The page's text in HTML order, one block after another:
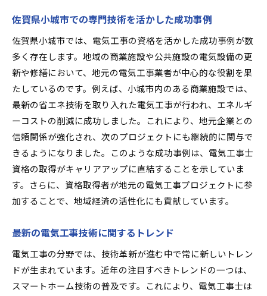
佐賀県小城市での専門技術を活かした成功事例
佐賀県小城市では、電気工事の資格を活かした成功事例が数
多く存在します。地域の商業施設や公共施設の電気設備の更
新や修繕において、地元の電気工事業者が中心的な役割を果
たしているのです。例えば、小城市内のある商業施設では、
最新の省エネ技術を取り入れた電気工事が行われ、エネルギ
ーコストの削減に成功しました。これにより、地元企業との
信頼関係が強化され、次のプロジェクトにも継続的に関与で
きるようになりました。このような成功事例は、電気工事士
資格の取得がキャリアアップに直結することを示していま
す。さらに、資格取得者が地元の電気工事プロジェクトに参
加することで、地域経済の活性化にも貢献しています。
最新の電気工事技術に関するトレンド
電気工事の分野では、技術革新が進む中で常に新しいトレン
ドが生まれています。近年の注目すべきトレンドの一つは、
スマートホーム技術の普及です。これにより、電気工事士は